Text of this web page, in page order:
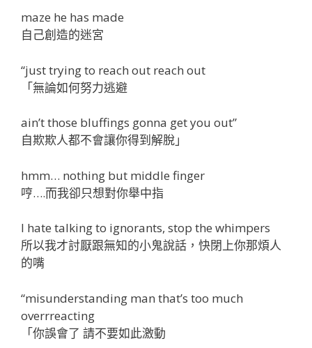
maze he has made
自己創造的迷宮
“just trying to reach out reach out
「無論如何努力逃避
ain’t those bluffings gonna get you out”
自欺欺人都不會讓你得到解脫」
hmm… nothing but middle finger
哼….而我卻只想對你舉中指
I hate talking to ignorants, stop the whimpers
所以我才討厭跟無知的小鬼說話，快閉上你那煩人
的嘴
“misunderstanding man that’s too much
overrreacting
「你誤會了 請不要如此激動